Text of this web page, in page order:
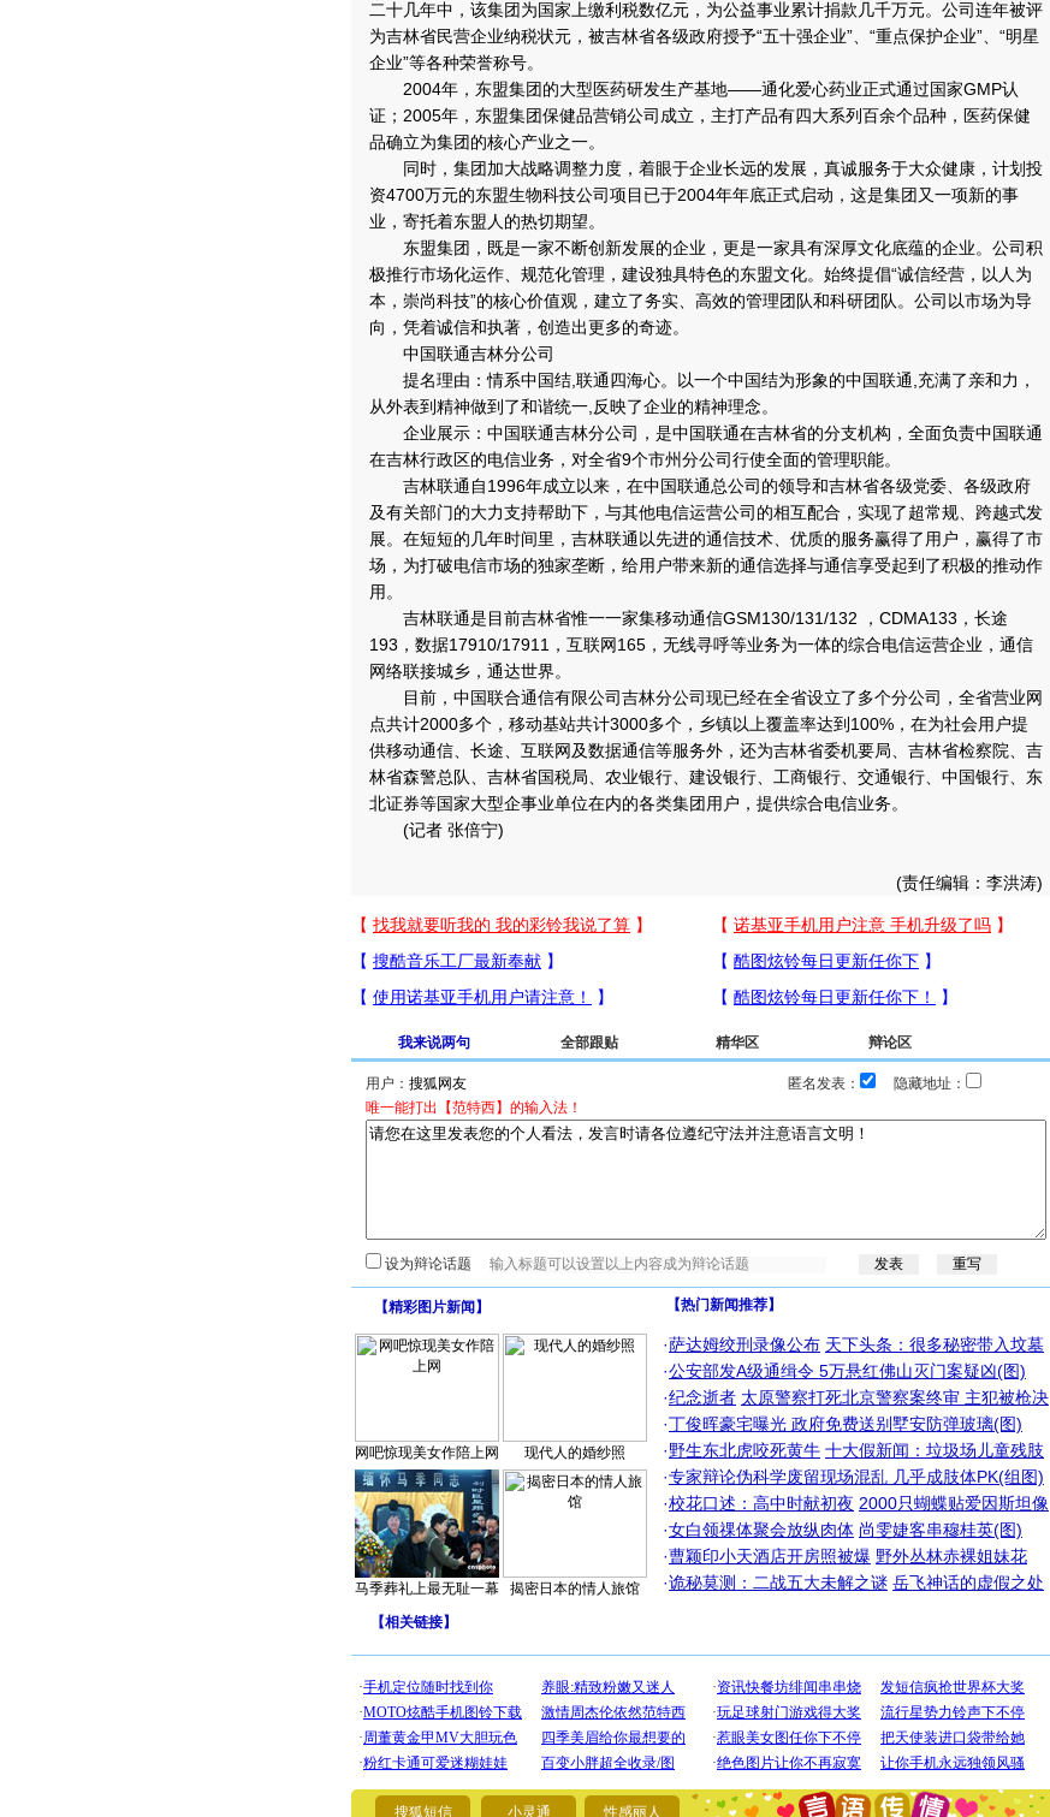
二十几年中，该集团为国家上缴利税数亿元，为公益事业累计捐款几千万元。公司连年被评
为吉林省民营企业纳税状元，被吉林省各级政府授予“五十强企业”、“重点保护企业”、“明星
企业”等各种荣誉称号。
2004年，东盟集团的大型医药研发生产基地——通化爱心药业正式通过国家GMP认
证；2005年，东盟集团保健品营销公司成立，主打产品有四大系列百余个品种，医药保健
品确立为集团的核心产业之一。
同时，集团加大战略调整力度，着眼于企业长远的发展，真诚服务于大众健康，计划投
资4700万元的东盟生物科技公司项目已于2004年年底正式启动，这是集团又一项新的事
业，寄托着东盟人的热切期望。
东盟集团，既是一家不断创新发展的企业，更是一家具有深厚文化底蕴的企业。公司积
极推行市场化运作、规范化管理，建设独具特色的东盟文化。始终提倡“诚信经营，以人为
本，崇尚科技”的核心价值观，建立了务实、高效的管理团队和科研团队。公司以市场为导
向，凭着诚信和执著，创造出更多的奇迹。
中国联通吉林分公司
提名理由：情系中国结,联通四海心。以一个中国结为形象的中国联通,充满了亲和力，
从外表到精神做到了和谐统一,反映了企业的精神理念。
企业展示：中国联通吉林分公司，是中国联通在吉林省的分支机构，全面负责中国联通
在吉林行政区的电信业务，对全省9个市州分公司行使全面的管理职能。
吉林联通自1996年成立以来，在中国联通总公司的领导和吉林省各级党委、各级政府
及有关部门的大力支持帮助下，与其他电信运营公司的相互配合，实现了超常规、跨越式发
展。在短短的几年时间里，吉林联通以先进的通信技术、优质的服务赢得了用户，赢得了市
场，为打破电信市场的独家垄断，给用户带来新的通信选择与通信享受起到了积极的推动作
用。
吉林联通是目前吉林省惟一一家集移动通信GSM130/131/132 ，CDMA133，长途
193，数据17910/17911，互联网165，无线寻呼等业务为一体的综合电信运营企业，通信
网络联接城乡，通达世界。
目前，中国联合通信有限公司吉林分公司现已经在全省设立了多个分公司，全省营业网
点共计2000多个，移动基站共计3000多个，乡镇以上覆盖率达到100%，在为社会用户提
供移动通信、长途、互联网及数据通信等服务外，还为吉林省委机要局、吉林省检察院、吉
林省森警总队、吉林省国税局、农业银行、建设银行、工商银行、交通银行、中国银行、东
北证券等国家大型企事业单位在内的各类集团用户，提供综合电信业务。
(记者 张倍宁)
(责任编辑：李洪涛)
我来说两句 全部跟贴 精华区 辩论区
用户： 匿名发表：
隐藏地址：
唯一能打出【范特西】的输入法！
设为辩论话题
【精彩图片新闻 】
网吧惊现美女作陪上网 现代人的婚纱照
马季葬礼上最无耻一幕 揭密日本的情人旅馆
【热门新闻推荐】
·萨达姆绞刑录像公布 天下头条：很多秘密带入坟墓
·公安部发A级通缉令 5万悬红佛山灭门案疑凶(图)
·纪念逝者 太原警察打死北京警察案终审 主犯被枪决
·丁俊晖豪宅曝光 政府免费送别墅安防弹玻璃(图)
·野生东北虎咬死黄牛 十大假新闻：垃圾场儿童残肢
·专家辩论伪科学废留现场混乱 几乎成肢体PK(组图)
·校花口述：高中时献初夜 2000只蝴蝶贴爱因斯坦像
·女白领祼体聚会放纵肉体 尚雯婕客串穆桂英(图)
·曹颖印小天酒店开房照被爆 野外丛林赤裸姐妹花
·诡秘莫测：二战五大未解之谜 岳飞神话的虚假之处
【相关链接】
搜狐短信 小灵通 性感丽人
[圣诞节]圣诞节到了，想想没什么送给你的，又不打算给
要平安！千万要知足！千万不要忘记我！